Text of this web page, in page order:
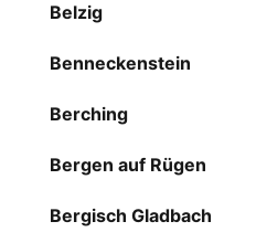
Belzig
Benneckenstein
Berching
Bergen auf Rügen
Bergisch Gladbach